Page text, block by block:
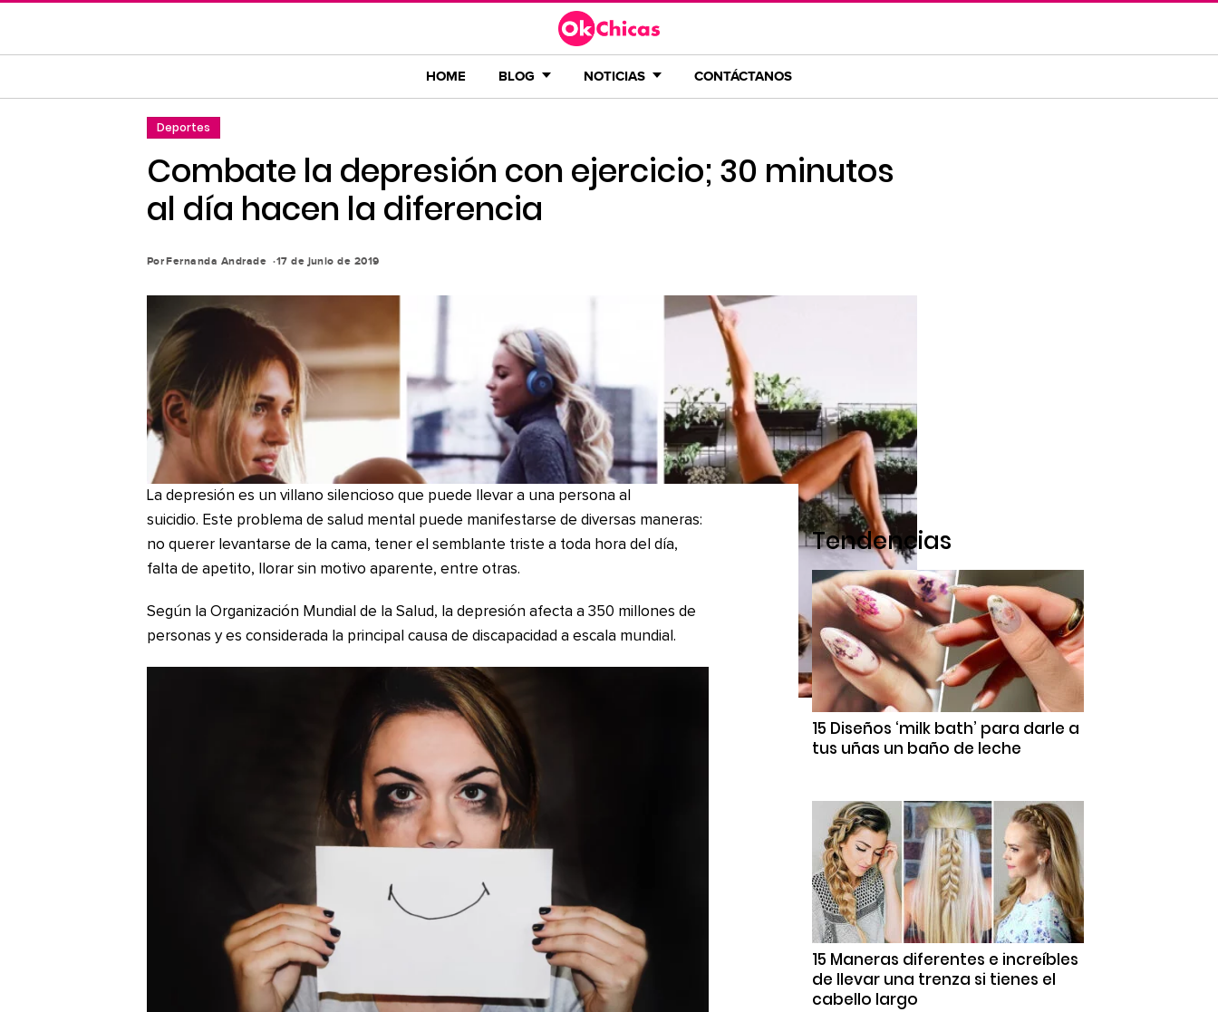
contenido
HOME BLOG NOTICIAS CONTÁCTANOS
Deportes
Combate la depresión con ejercicio; 30 minutos
al día hacen la diferencia
PorFernanda Andrade 17 de junio de 2019
La depresión es un villano silencioso que puede llevar a una persona al
suicidio. Este problema de salud mental puede manifestarse de diversas maneras:
no querer levantarse de la cama, tener el semblante triste a toda hora del día,
falta de apetito, llorar sin motivo aparente, entre otras.
Según la Organización Mundial de la Salud, la depresión afecta a 350 millones de
personas y es considerada la principal causa de discapacidad a escala mundial.
Tendencias
15 Diseños ‘milk bath’ para darle a
tus uñas un baño de leche
15 Maneras diferentes e increíbles
de llevar una trenza si tienes el
cabello largo